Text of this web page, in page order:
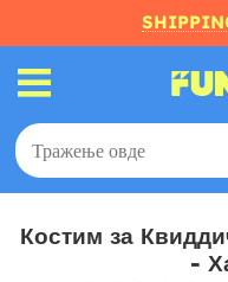
Костим за
-